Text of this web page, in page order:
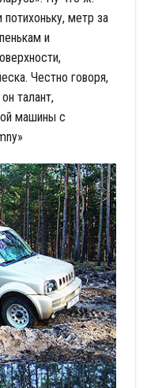
метр за
и
Честно говоря,
талант,
машины с